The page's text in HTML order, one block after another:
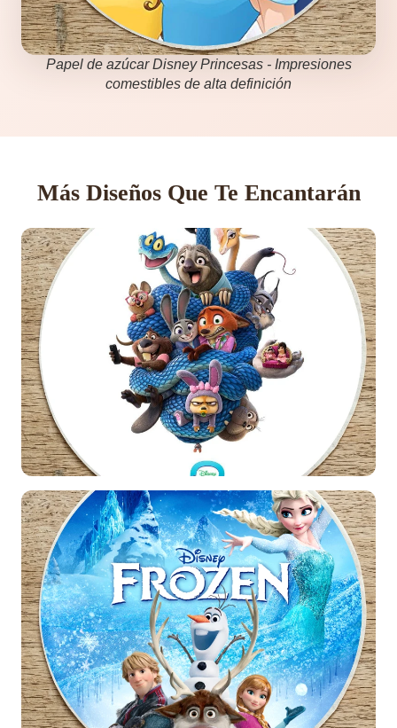
Papel de azúcar Disney Princesas - Impresiones
comestibles de alta definición
Más Diseños Que Te Encantarán